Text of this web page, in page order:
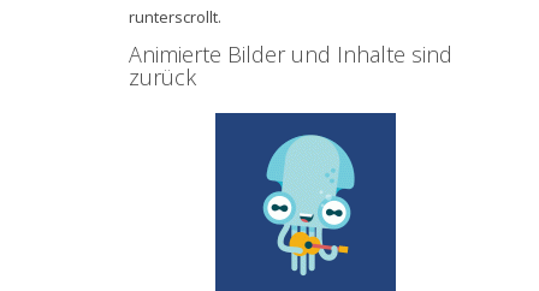
runterscrollt.
Animierte Bilder und Inhalte sind
zurück